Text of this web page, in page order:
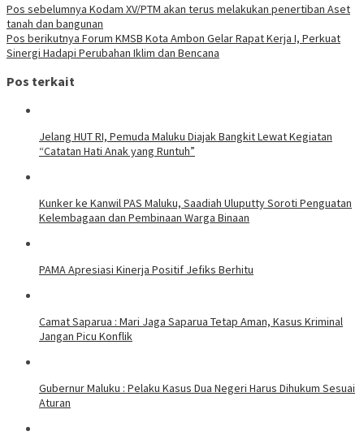
Pos sebelumnya Kodam XV/PTM akan terus melakukan penertiban Aset
tanah dan bangunan
Pos berikutnya Forum KMSB Kota Ambon Gelar Rapat Kerja I, Perkuat
Sinergi Hadapi Perubahan Iklim dan Bencana
Pos terkait
Jelang HUT RI, Pemuda Maluku Diajak Bangkit Lewat Kegiatan
“Catatan Hati Anak yang Runtuh”
Kunker ke Kanwil PAS Maluku, Saadiah Uluputty Soroti Penguatan
Kelembagaan dan Pembinaan Warga Binaan
PAMA Apresiasi Kinerja Positif Jefiks Berhitu
Camat Saparua : Mari Jaga Saparua Tetap Aman, Kasus Kriminal
Jangan Picu Konflik
Gubernur Maluku : Pelaku Kasus Dua Negeri Harus Dihukum Sesuai
Aturan